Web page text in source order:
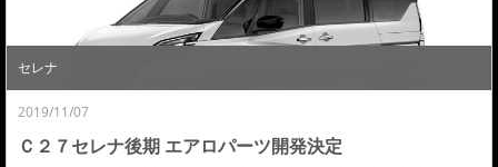
セレナ
2019/11/07
Ｃ２７セレナ後期 エアロパーツ開発決定